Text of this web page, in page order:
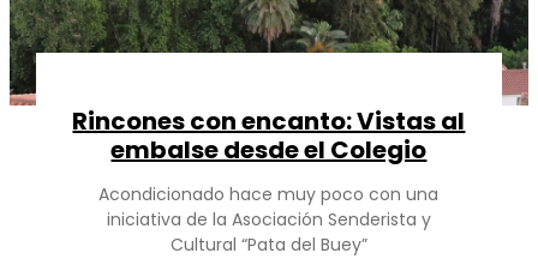
Rincones con encanto: Vistas al
embalse desde el Colegio
Acondicionado hace muy poco con una
iniciativa de la Asociación Senderista y
Cultural “Pata del Buey”